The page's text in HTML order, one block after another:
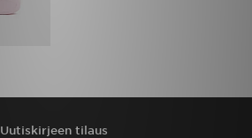
Uutiskirjeen tilaus